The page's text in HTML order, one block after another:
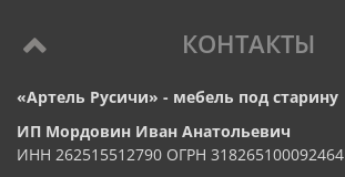
КОНТАКТЫ
«Артель Русичи» - мебель под старину
ИП Мордовин Иван Анатольевич
ИНН 262515512790 ОГРН 318265100092464